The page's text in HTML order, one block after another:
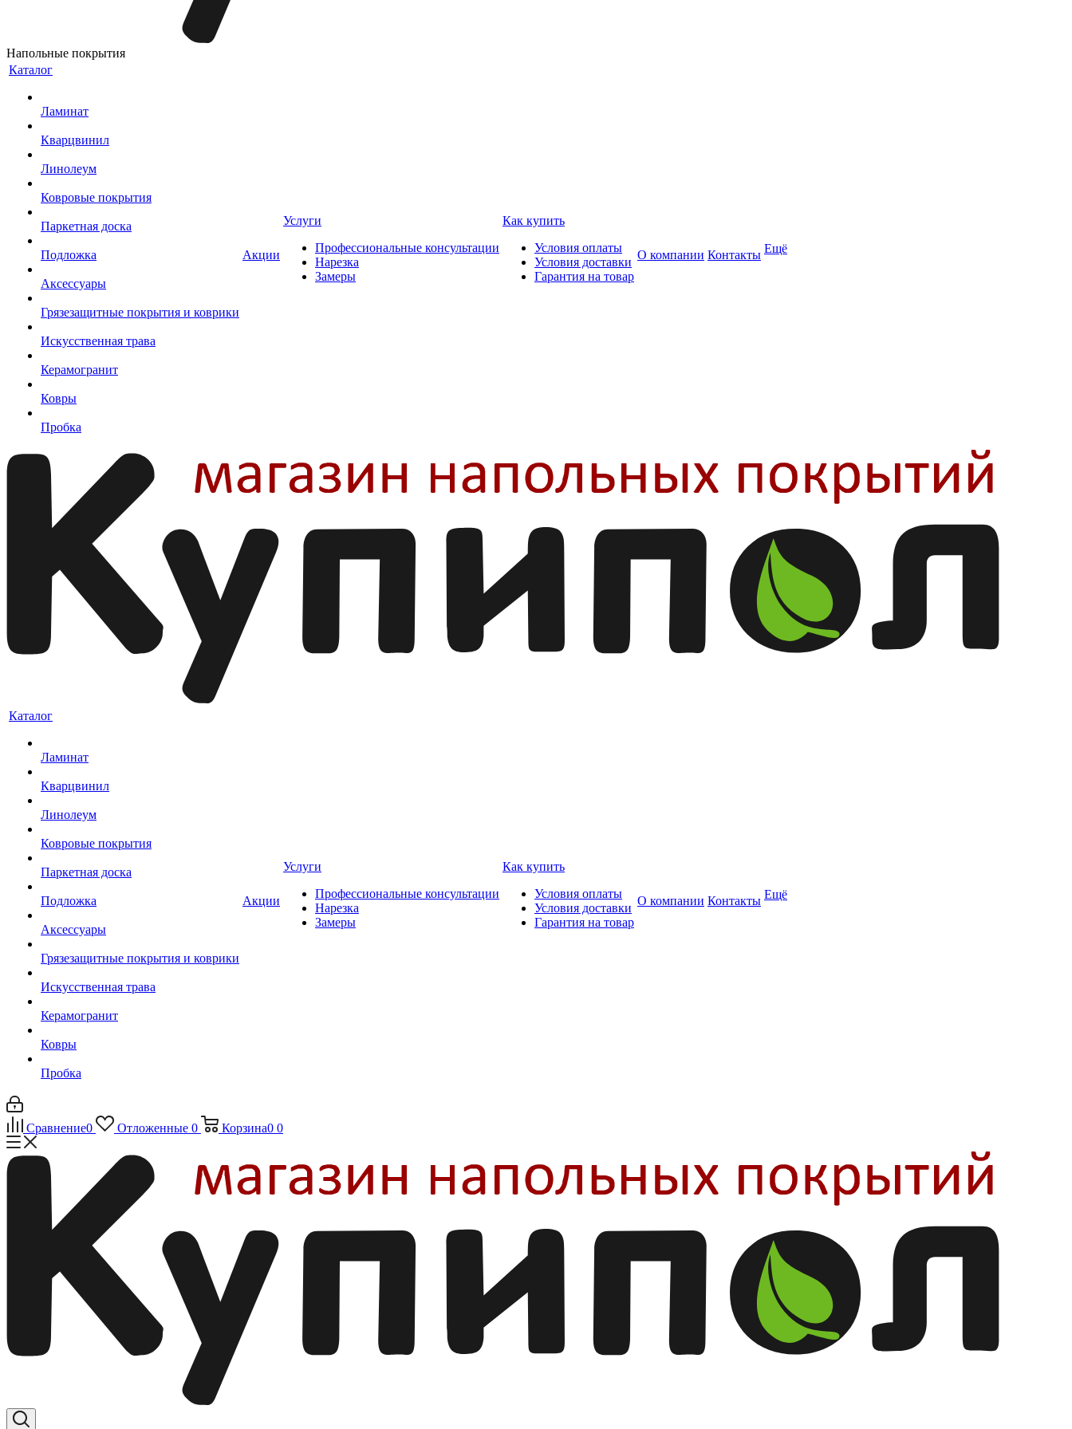
Напольные покрытия
Каталог
Ламинат
Кварцвинил
Линолеум
Ковровые покрытия
Паркетная доска
Подложка
Аксессуары
Грязезащитные покрытия и коврики
Искусственная трава
Керамогранит
Ковры
Пробка
Акции
Услуги
Профессиональные консультации
Нарезка
Замеры
Как купить
Условия оплаты
Условия доставки
Гарантия на товар
О компании Контакты Ещё
Каталог
Ламинат
Кварцвинил
Линолеум
Ковровые покрытия
Паркетная доска
Подложка
Аксессуары
Грязезащитные покрытия и коврики
Искусственная трава
Керамогранит
Ковры
Пробка
Акции
Услуги
Профессиональные консультации
Нарезка
Замеры
Как купить
Условия оплаты
Условия доставки
Гарантия на товар
О компании Контакты Ещё
Сравнение0 Отложенные 0 Корзина0 0